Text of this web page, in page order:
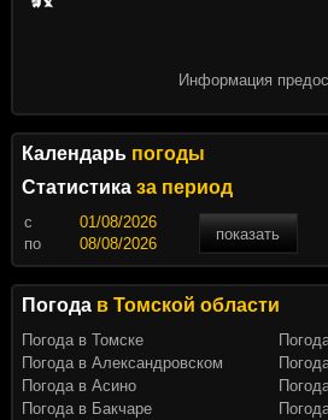
Информация
Календарь погоды
Статистика за период
c
показать
по
Погода в Томской области
Погода в Томске
Погода в Александровском
Погода в Асино
Погода в Бакчаре